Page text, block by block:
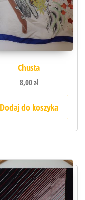
Chusta
8,00zł
Dodaj do koszyka